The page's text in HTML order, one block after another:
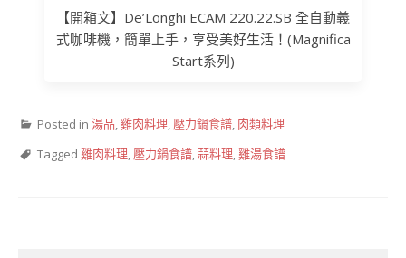
【開箱文】De’Longhi ECAM 220.22.SB 全自動義
式咖啡機，簡單上手，享受美好生活！(Magnifica
Start系列)
Posted in 湯品 雞肉料理 壓力鍋食譜 肉類料理
Tagged 雞肉料理 壓力鍋食譜 蒜料理 雞湯食譜